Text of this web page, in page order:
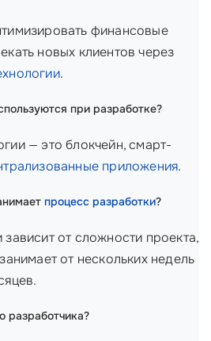
финансовые
новых клиентов через
.
при разработке?
— это блокчейн, смарт-
приложения.
процесс разработки?
от сложности проекта,
от нескольких недель
разработчика?